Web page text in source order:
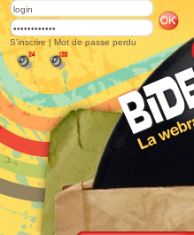
S'inscrire | Mot de passe perdu